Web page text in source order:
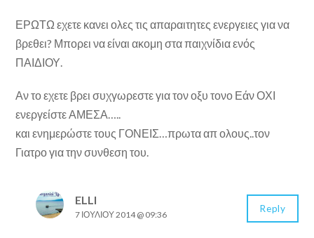
ΕΡΩΤΩ εχετε κανει ολες τις απαραιτητες ενεργειες για να
βρεθει? Μπορει να είναι ακομη στα παιχνίδια ενός
ΠΑΙΔΙΟΥ.
Αν το εχετε βρει συχγωρεστε για τον οξυ τονο Εάν ΟΧΙ
ενεργείστε ΑΜΕΣΑ…..
και ενημερώστε τους ΓΟΝΕΙΣ…πρωτα απ ολους..τον
Γιατρο για την συνθεση του.
ELLI
7 ΙΟΥΛΊΟΥ 2014 @ 09:36
Reply